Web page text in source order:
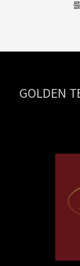
GOLDEN